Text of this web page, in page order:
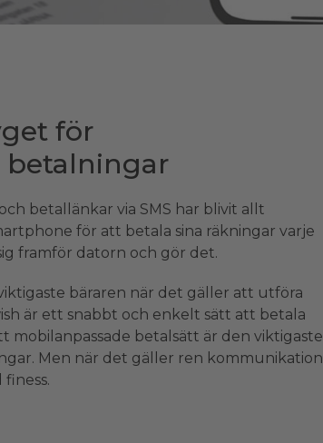
för
betallänkar via SMS har blivit allt
för att betala sina räkningar varje
framför datorn och gör det.
bäraren när det gäller att utföra
är ett snabbt och enkelt sätt att betala
mobilanpassade betalsätt är den viktigaste
Men när det gäller ren kommunikation